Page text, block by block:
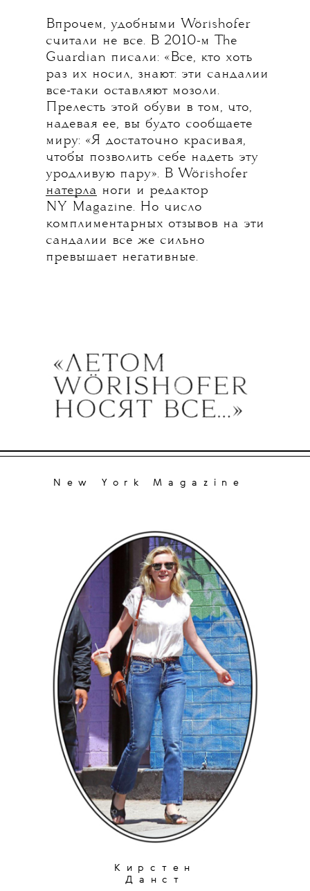
Впрочем, удобными Wörishofer
считали не все. В 2010-м The
Guardian писали: «Все, кто хоть
раз их носил, знают: эти сандалии
все-таки оставляют мозоли.
Прелесть этой обуви в том, что,
надевая ее, вы будто сообщаете
миру: «Я достаточно красивая,
чтобы позволить себе надеть эту
уродливую пару». В Wörishofer
натерла ноги и редактор
NY Magazine. Но число
комплиментарных отзывов на эти
сандалии все же сильно
превышает негативные.
New York Magazine
Кирстен
Данст